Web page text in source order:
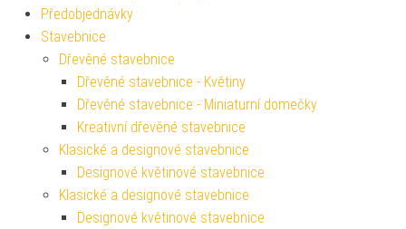
Předobjednávky
Stavebnice
Dřevěné stavebnice
Dřevěné stavebnice - Květiny
Dřevěné stavebnice - Miniaturní domečky
Kreativní dřevěné stavebnice
Klasické a designové stavebnice
Designové květinové stavebnice
Klasické a designové stavebnice
Designové květinové stavebnice